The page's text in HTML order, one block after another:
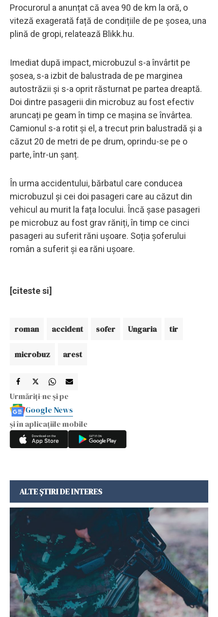
Procurorul a anunțat că avea 90 de km la oră, o
viteză exagerată față de condițiile de pe șosea, una
plină de gropi, relatează Blikk.hu.
Imediat după impact, microbuzul s-a învârtit pe
șosea, s-a izbit de balustrada de pe marginea
autostrăzii și s-a oprit răsturnat pe partea dreaptă.
Doi dintre pasagerii din microbuz au fost efectiv
aruncați pe geam în timp ce mașina se învârtea.
Camionul s-a rotit și el, a trecut prin balustradă și a
căzut 20 de metri de pe drum, oprindu-se pe o
parte, într-un șanț.
În urma accidentului, bărbatul care conducea
microbuzul și cei doi pasageri care au căzut din
vehicul au murit la fața locului. Încă șase pasageri
pe microbuz au fost grav răniți, în timp ce cinci
pasageri au suferit răni ușoare. Soția șoferului
român a suferit și ea răni ușoare.
[citeste si]
roman accident sofer Ungaria tir
microbuz arest
Urmăriți-ne și pe
Google News
și în aplicațiile mobile
ALTE ȘTIRI DE INTERES